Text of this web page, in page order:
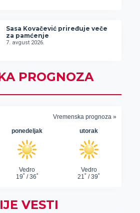
Sasa Kovačević priređuje veče
za pamćenje
7. avgust 2026.
PROGNOZA
VESTI